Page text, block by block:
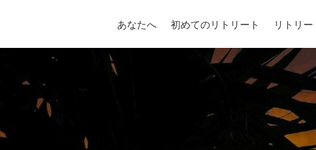
あなたへ 初めてのリトリート リトリ